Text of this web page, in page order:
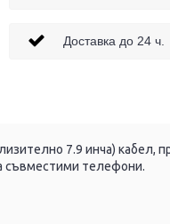
Доставка до
7.9 инча) кабел,
съвместими телефони.